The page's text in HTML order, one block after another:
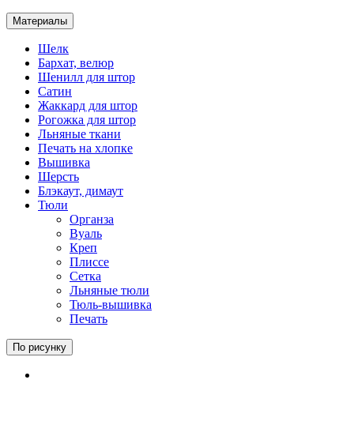
Материалы
Шелк
Бархат, велюр
Шенилл для штор
Сатин
Жаккард для штор
Рогожка для штор
Льняные ткани
Печать на хлопке
Вышивка
Шерсть
Блэкаут, димаут
Тюли
Органза
Вуаль
Креп
Плиссе
Сетка
Льняные тюли
Тюль-вышивка
Печать
По рисунку